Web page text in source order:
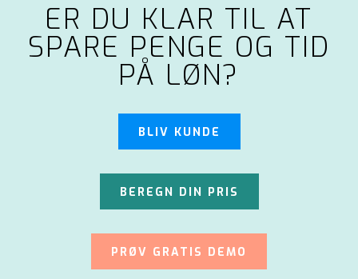
ER DU KLAR TIL AT
SPARE PENGE OG TID
PÅ LØN?
BLIV KUNDE
BEREGN DIN PRIS
PRØV GRATIS DEMO